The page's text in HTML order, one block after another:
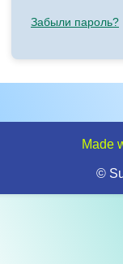
Забыли пароль?
Made
©